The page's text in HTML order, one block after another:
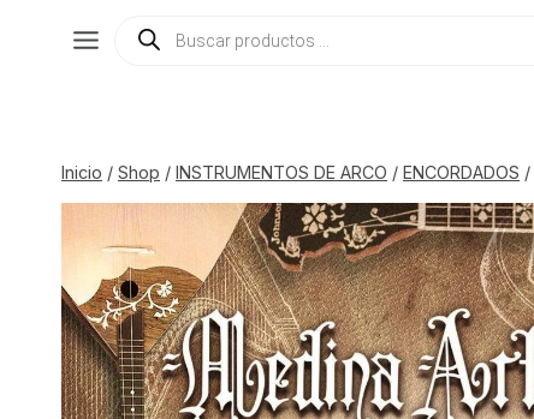
Búsqueda
Inicio / Shop / INSTRUMENTOS DE ARCO / ENCORDADOS /